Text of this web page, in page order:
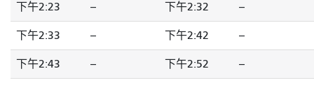
下午2:23 -- 下午2:32 --
下午2:33 -- 下午2:42 --
下午2:43 -- 下午2:52 --